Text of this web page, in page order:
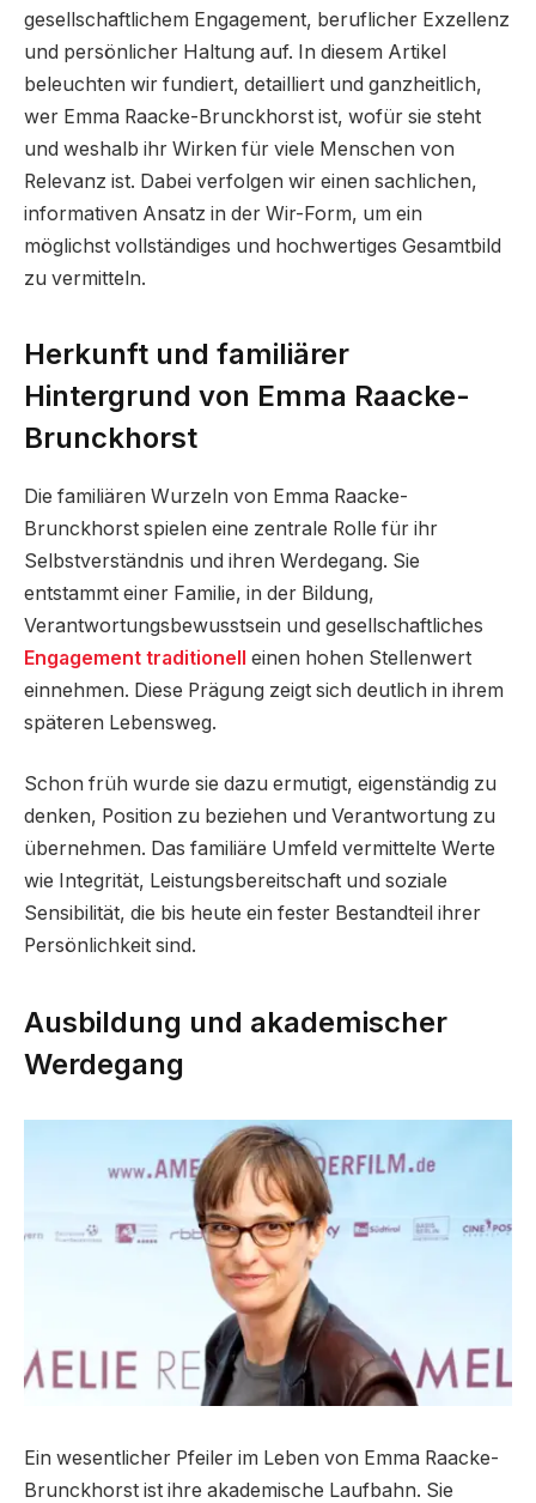
gesellschaftlichem Engagement, beruflicher Exzellenz
und persönlicher Haltung auf. In diesem Artikel
beleuchten wir fundiert, detailliert und ganzheitlich,
wer Emma Raacke-Brunckhorst ist, wofür sie steht
und weshalb ihr Wirken für viele Menschen von
Relevanz ist. Dabei verfolgen wir einen sachlichen,
informativen Ansatz in der Wir-Form, um ein
möglichst vollständiges und hochwertiges Gesamtbild
zu vermitteln.
Herkunft und familiärer
Hintergrund von Emma Raacke-
Brunckhorst
Die familiären Wurzeln von Emma Raacke-
Brunckhorst spielen eine zentrale Rolle für ihr
Selbstverständnis und ihren Werdegang. Sie
entstammt einer Familie, in der Bildung,
Verantwortungsbewusstsein und gesellschaftliches
Engagement traditionell einen hohen Stellenwert
einnehmen. Diese Prägung zeigt sich deutlich in ihrem
späteren Lebensweg.
Schon früh wurde sie dazu ermutigt, eigenständig zu
denken, Position zu beziehen und Verantwortung zu
übernehmen. Das familiäre Umfeld vermittelte Werte
wie Integrität, Leistungsbereitschaft und soziale
Sensibilität, die bis heute ein fester Bestandteil ihrer
Persönlichkeit sind.
Ausbildung und akademischer
Werdegang
Ein wesentlicher Pfeiler im Leben von Emma Raacke-
Brunckhorst ist ihre akademische Laufbahn. Sie